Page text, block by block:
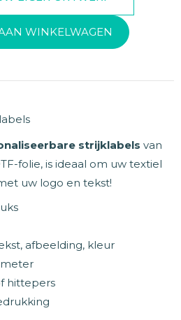
WINKELWAGEN
strijklabels van
folie, is ideaal om uw textiel
uw logo en tekst!
afbeelding, kleur
hittepers